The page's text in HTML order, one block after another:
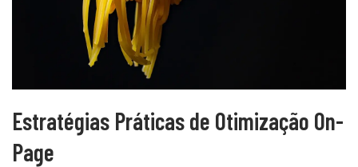
Estratégias Práticas de Otimização On-
Page